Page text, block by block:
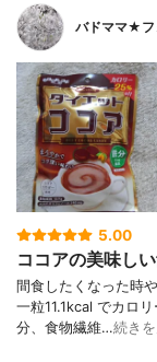
バドママ★
5.00
ココアの美味しい
間食したくなった時
一粒11.1kcal でカロ
分、食物繊維…続き